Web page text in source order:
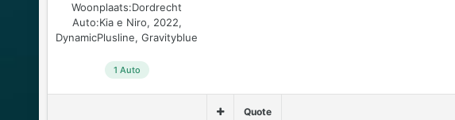
Woonplaats:Dordrecht
Auto:Kia e Niro, 2022,
DynamicPlusline, Gravityblue
1 Auto
Quote